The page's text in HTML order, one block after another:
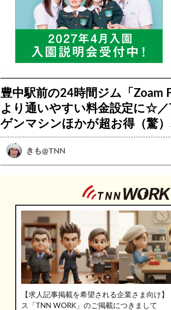
豊中駅前の24時間ジム「Zoam
より通いやすい料金設定に☆
ゲンマシンほかが超お得（驚
きも@TNN
【求人記事掲載を希望される企業さま向け
ス「TNN WORK」のご掲載につきまして